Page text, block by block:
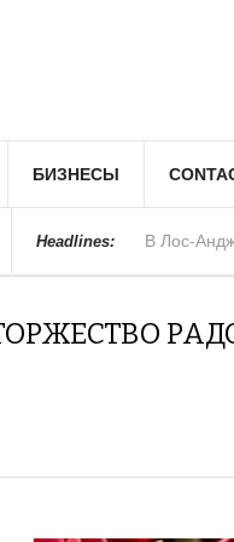
БИЗНЕСЫ
Headlines:
В Лос-
В Южном
Купить
Полиция
Цены на
Раскрыты
Джеймс
Сенат США
Королеву
При